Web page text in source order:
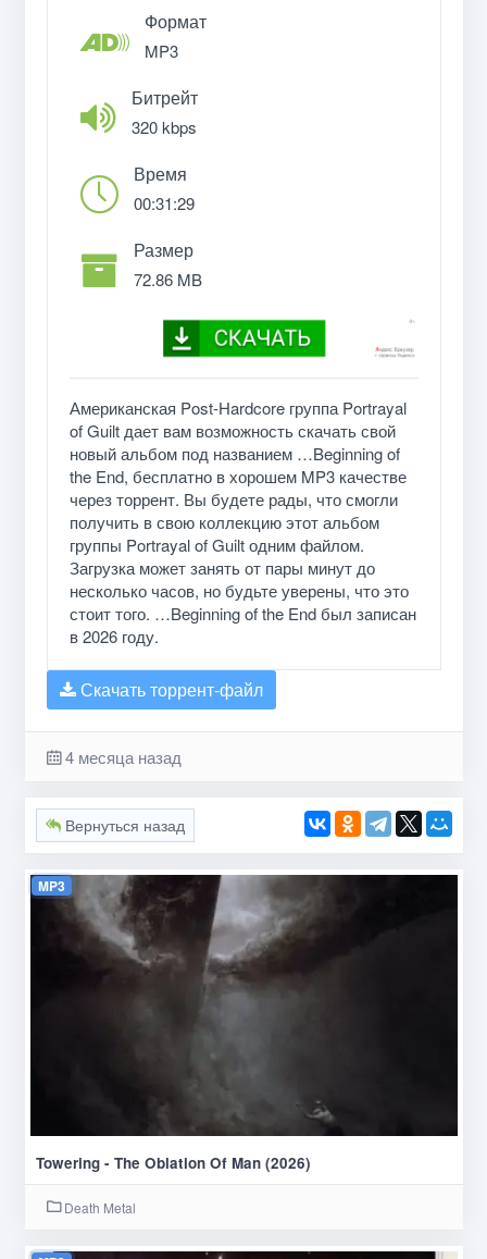
Формат
MP3
Битрейт
320 kbps
Время
00:31:29
Размер
72.86 MB
Американская Post-Hardcore группа Portrayal
of Guilt дает вам возможность скачать свой
новый альбом под названием …Beginning of
the End, бесплатно в хорошем MP3 качестве
через торрент. Вы будете рады, что смогли
получить в свою коллекцию этот альбом
группы Portrayal of Guilt одним файлом.
Загрузка может занять от пары минут до
несколько часов, но будьте уверены, что это
стоит того. …Beginning of the End был записан
в 2026 году.
Скачать торрент-файл
4 месяца назад
Вернуться назад
MP3
Towering - The Oblation Of Man (2026)
Death Metal